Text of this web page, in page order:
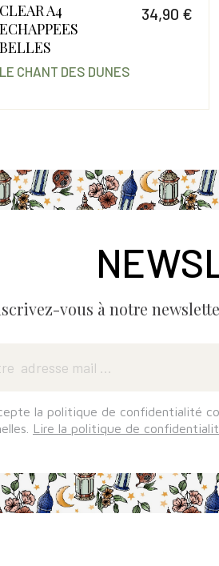
CLEAR A4
ECHAPPEES
BELLES
34,90 €
LE CHANT DES DUNES
vous à notre
la politique de confidentialité
Lire la politique de